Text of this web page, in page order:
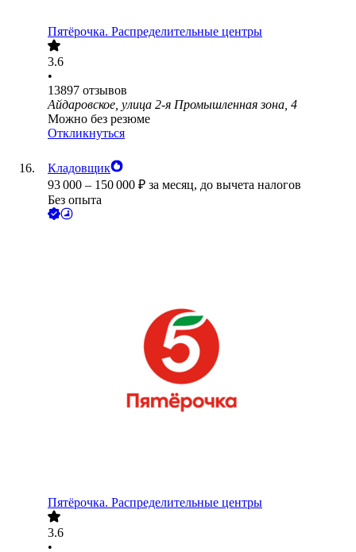
Пятёрочка. Распределительные центры
3.6
•
13897 отзывов
Айдаровское, улица 2-я Промышленная зона, 4
Можно без резюме
Откликнуться
Кладовщик
93 000 – 150 000 ₽ за месяц, до вычета налогов
Без опыта
Пятёрочка. Распределительные центры
3.6
•